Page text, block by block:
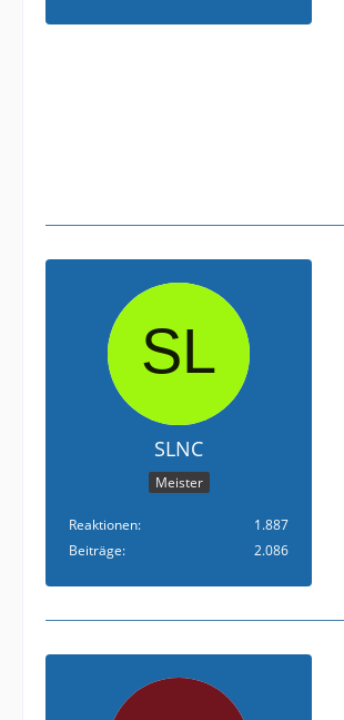
SLNC
Meister
Reaktionen
1.887
Beiträge
2.086